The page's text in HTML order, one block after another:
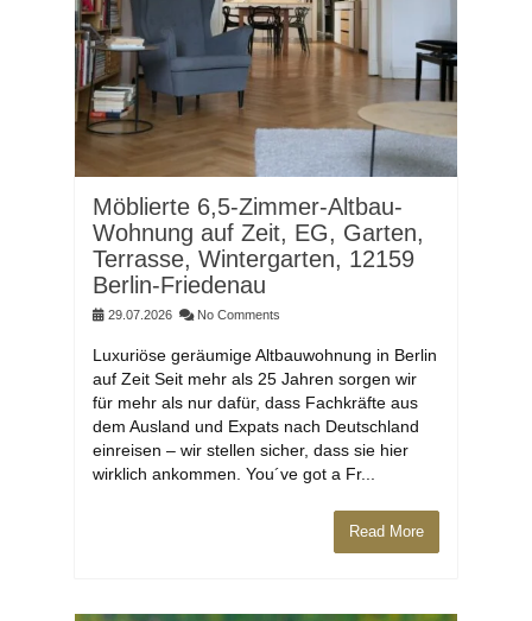
Möblierte 6,5-Zimmer-Altbau-
Wohnung auf Zeit, EG, Garten,
Terrasse, Wintergarten, 12159
Berlin-Friedenau
29.07.2026 No Comments
Luxuriöse geräumige Altbauwohnung in Berlin
auf Zeit Seit mehr als 25 Jahren sorgen wir
für mehr als nur dafür, dass Fachkräfte aus
dem Ausland und Expats nach Deutschland
einreisen – wir stellen sicher, dass sie hier
wirklich ankommen. You´ve got a Fr...
Read More